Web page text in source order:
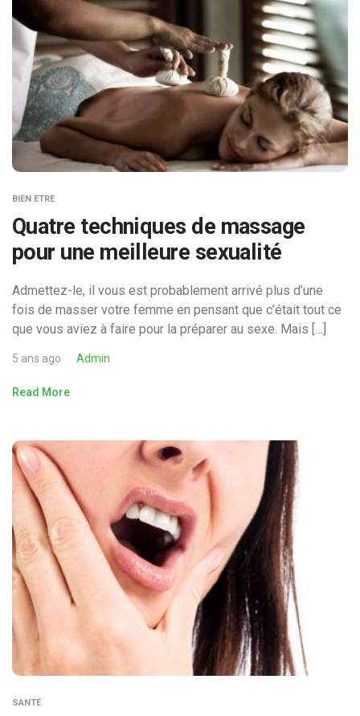
BIEN ETRE
Quatre techniques de massage
pour une meilleure sexualité
Admettez-le, il vous est probablement arrivé plus d’une
fois de masser votre femme en pensant que c’était tout ce
que vous aviez à faire pour la préparer au sexe. Mais […]
5 ans ago Admin
Read More
SANTÉ